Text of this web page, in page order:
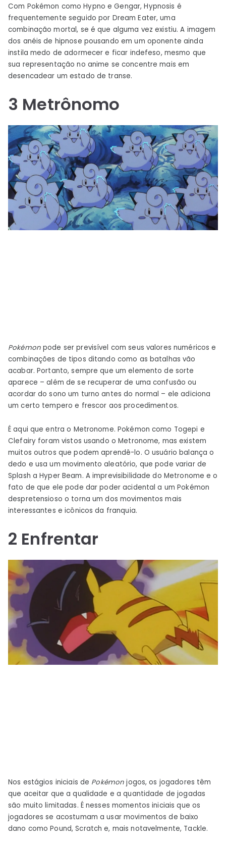
Com Pokémon como Hypno e Gengar, Hypnosis é
frequentemente seguido por Dream Eater, uma
combinação mortal, se é que alguma vez existiu. A imagem
dos anéis de hipnose pousando em um oponente ainda
instila medo de adormecer e ficar indefeso, mesmo que
sua representação no anime se concentre mais em
desencadear um estado de transe.
3 Metrônomo
Pokémonpode ser previsível com seus valores numéricos e
combinações de tipos ditando como as batalhas vão
acabar. Portanto, sempre que um elemento de sorte
aparece – além de se recuperar de uma confusão ou
acordar do sono um turno antes do normal – ele adiciona
um certo tempero e frescor aos procedimentos.
É aqui que entra o Metronome. Pokémon como Togepi e
Clefairy foram vistos usando o Metronome, mas existem
muitos outros que podem aprendê-lo. O usuário balança o
dedo e usa um movimento aleatório, que pode variar de
Splash a Hyper Beam. A imprevisibilidade do Metronome e o
fato de que ele pode dar poder acidental a um Pokémon
despretensioso o torna um dos movimentos mais
interessantes e icônicos da franquia.
2 Enfrentar
Nos estágios iniciais de Pokémon jogos, os jogadores têm
que aceitar que a qualidade e a quantidade de jogadas
são muito limitadas. É nesses momentos iniciais que os
jogadores se acostumam a usar movimentos de baixo
dano como Pound, Scratch e, mais notavelmente, Tackle.